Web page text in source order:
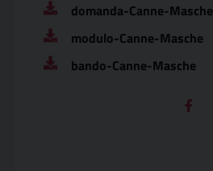
domanda-Canne-Masche
modulo-Canne-Masche
bando-Canne-Masche